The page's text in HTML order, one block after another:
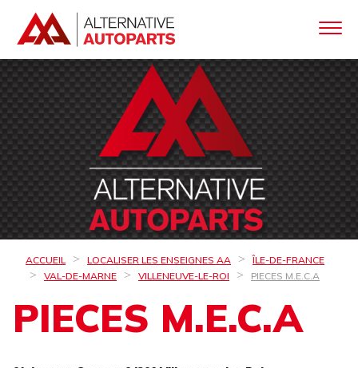
ACCUEIL LOCALISER LES ENSEIGNES AA
ÎLE-DE-FRANCE
VAL-DE-MARNE
VILLENEUVE-LE-ROI PIECES M.E.C.A
PIECES M.E.C.A